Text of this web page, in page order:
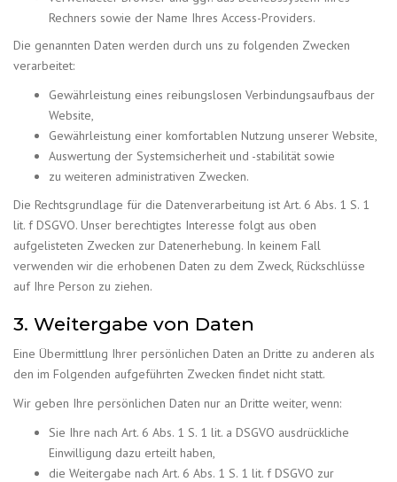
Rechners sowie der Name Ihres Access-Providers.
Die genannten Daten werden durch uns zu folgenden Zwecken
verarbeitet:
Gewährleistung eines reibungslosen Verbindungsaufbaus der
Website,
Gewährleistung einer komfortablen Nutzung unserer Website,
Auswertung der Systemsicherheit und -stabilität sowie
zu weiteren administrativen Zwecken.
Die Rechtsgrundlage für die Datenverarbeitung ist Art. 6 Abs. 1 S. 1
lit. f DSGVO. Unser berechtigtes Interesse folgt aus oben
aufgelisteten Zwecken zur Datenerhebung. In keinem Fall
verwenden wir die erhobenen Daten zu dem Zweck, Rückschlüsse
auf Ihre Person zu ziehen.
3. Weitergabe von Daten
Eine Übermittlung Ihrer persönlichen Daten an Dritte zu anderen als
den im Folgenden aufgeführten Zwecken findet nicht statt.
Wir geben Ihre persönlichen Daten nur an Dritte weiter, wenn:
Sie Ihre nach Art. 6 Abs. 1 S. 1 lit. a DSGVO ausdrückliche
Einwilligung dazu erteilt haben,
die Weitergabe nach Art. 6 Abs. 1 S. 1 lit. f DSGVO zur